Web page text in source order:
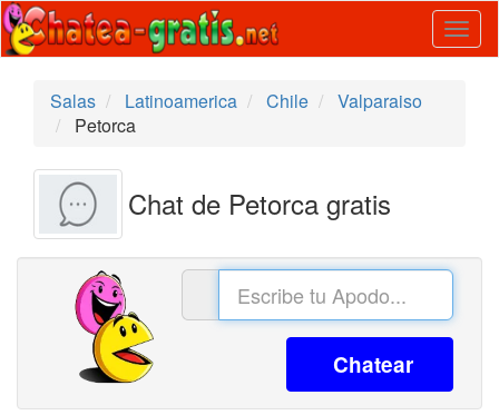
Salas
Latinoamerica Chile
Valparaiso
Petorca
Chat de Petorca gratis
Chatear